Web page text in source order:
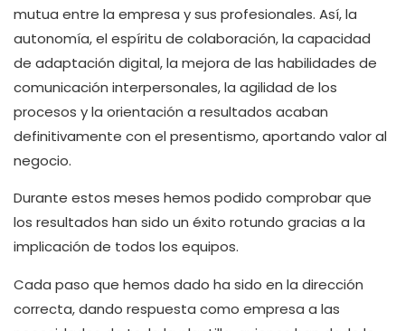
mutua entre la empresa y sus profesionales. Así, la
autonomía, el espíritu de colaboración, la capacidad
de adaptación digital, la mejora de las habilidades de
comunicación interpersonales, la agilidad de los
procesos y la orientación a resultados acaban
definitivamente con el presentismo, aportando valor al
negocio.
Durante estos meses hemos podido comprobar que
los resultados han sido un éxito rotundo gracias a la
implicación de todos los equipos.
Cada paso que hemos dado ha sido en la dirección
correcta, dando respuesta como empresa a las